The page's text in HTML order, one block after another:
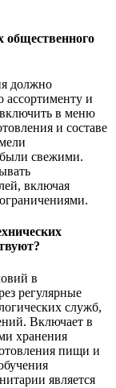
общественного
должно
ассортименту и
в меню
и составе
были свежими.
включая
в
регулярные
служб,
Включает в
хранения
пищи и
является